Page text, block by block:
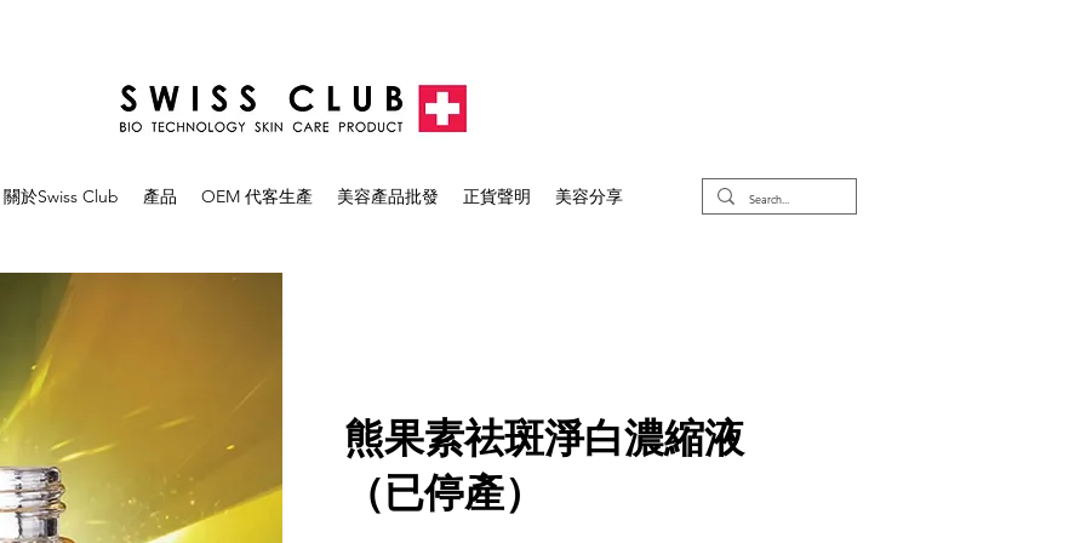
關於Swiss Club 產品 OEM 代客生產 美容產品批發 正貨聲明 美容分享
熊果素祛斑淨白濃縮液
（已停產）